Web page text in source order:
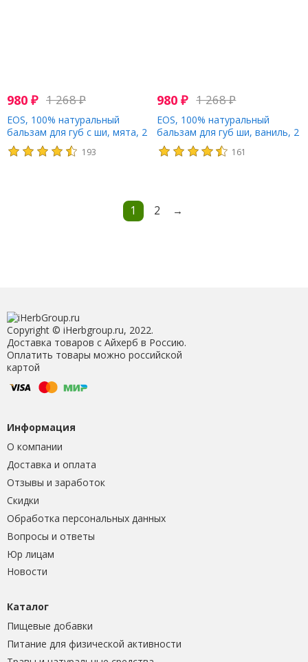
980 ₽ 1 268₽
EOS, 100% натуральный
бальзам для губ с ши, мята, 2
шт. в упаковке, 11 г (0,39
унции)
193
980₽ 1 268₽
EOS, 100% натуральный
бальзам для губ ши, ваниль, 2
шт. В упаковке, 11 г (0,39
унции)
161
1 2 →
Copyright © iHerbgroup.ru, 2022.
Доставка товаров с Айхерб в Россию.
Оплатить товары можно российской
картой
Информация
О компании
Доставка и оплата
Отзывы и заработок
Скидки
Обработка персональных данных
Вопросы и ответы
Юр лицам
Новости
Каталог
Пищевые добавки
Питание для физической активности